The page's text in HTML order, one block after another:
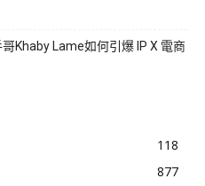
Khaby Lame如何引爆 IP X 電商
118
877